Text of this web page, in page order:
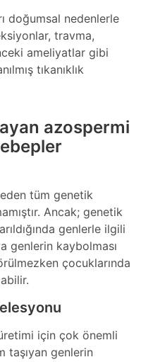
doğumsal nedenlerle
travma,
ameliyatlar gibi
tıkanıklık
azospermi
tüm genetik
Ancak; genetik
genlerle ilgili
genlerin kaybolması
çocuklarında
için çok önemli
taşıyan genlerin